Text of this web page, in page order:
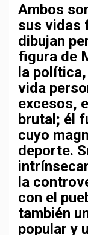
Ambos
sus vidas
dibujan
figura de
la
vida
excesos,
brutal; él
cuyo
deporte.
la
con el
también
popular y